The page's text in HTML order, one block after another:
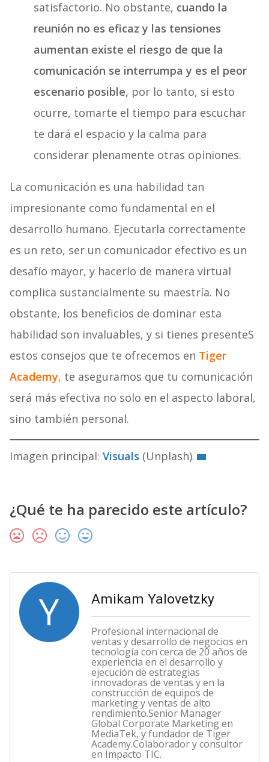
satisfactorio. No obstante, cuando la
reunión no es eficaz y las tensiones
aumentan existe el riesgo de que la
comunicación se interrumpa y es el peor
escenario posible, por lo tanto, si esto
ocurre, tomarte el tiempo para escuchar
te dará el espacio y la calma para
considerar plenamente otras opiniones.
La comunicación es una habilidad tan
impresionante como fundamental en el
desarrollo humano. Ejecutarla correctamente
es un reto, ser un comunicador efectivo es un
desafío mayor, y hacerlo de manera virtual
complica sustancialmente su maestría. No
obstante, los beneficios de dominar esta
habilidad son invaluables, y si tienes presenteS
estos consejos que te ofrecemos en Tiger
Academy, te aseguramos que tu comunicación
será más efectiva no solo en el aspecto laboral,
sino también personal.
Imagen principal: Visuals (Unplash).
¿Qué te ha parecido este artículo?
Y Amikam Yalovetzky
Profesional internacional de
ventas y desarrollo de negocios en
tecnología con cerca de 20 años de
experiencia en el desarrollo y
ejecución de estrategias
innovadoras de ventas y en la
construcción de equipos de
marketing y ventas de alto
rendimiento.Senior Manager
Global Corporate Marketing en
MediaTek, y fundador de Tiger
Academy.Colaborador y consultor
en Impacto TIC.